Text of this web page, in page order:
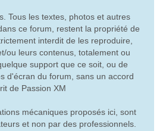
Tous les textes, photos et autres
ce forum, restent la propriété de
interdit de les reproduire,
ou leurs contenus, totalement ou
support que ce soit, ou de
d'écran du forum, sans un accord
de Passion XM
mécaniques proposés ici, sont
et non par des professionnels.